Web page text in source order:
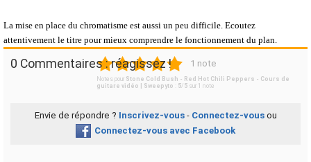
La mise en place du chromatisme est aussi un peu difficile. Ecoutez
attentivement le titre pour mieux comprendre le fonctionnement du plan.
0 Commentaires : réagissez !
1 2 3 4 5 1 note
Notes pour Stone Cold Bush - Red Hot Chili Peppers - Cours de
guitare vidéo | Sweepyto
5/ 5 sur note
Envie de répondre ? Inscrivez-vous- Connectez-vousou
Connectez-vous avec Facebook